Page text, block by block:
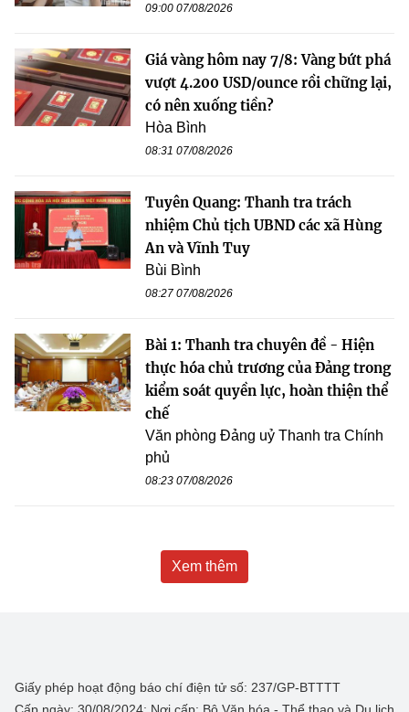
09:00 07/08/2026
Giá vàng hôm nay 7/8: Vàng bứt phá
vượt 4.200 USD/ounce rồi chững lại,
có nên xuống tiền?
Hòa Bình
08:31 07/08/2026
Tuyên Quang: Thanh tra trách
nhiệm Chủ tịch UBND các xã Hùng
An và Vĩnh Tuy
Bùi Bình
08:27 07/08/2026
Bài 1: Thanh tra chuyên đề - Hiện
thực hóa chủ trương của Đảng trong
kiểm soát quyền lực, hoàn thiện thể
chế
Văn phòng Đảng uỷ Thanh tra Chính
phủ
08:23 07/08/2026
Xem thêm
Giấy phép hoạt động báo chí điện tử số: 237/GP-BTTTT